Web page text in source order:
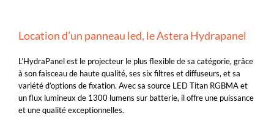
Location d’un panneau led, le Astera Hydrapanel
L’HydraPanel est le projecteur le plus flexible de sa catégorie, grâce
à son faisceau de haute qualité, ses six filtres et diffuseurs, et sa
variété d’options de fixation. Avec sa source LED Titan RGBMA et
un flux lumineux de 1300 lumens sur batterie, il offre une puissance
et une qualité exceptionnelles.